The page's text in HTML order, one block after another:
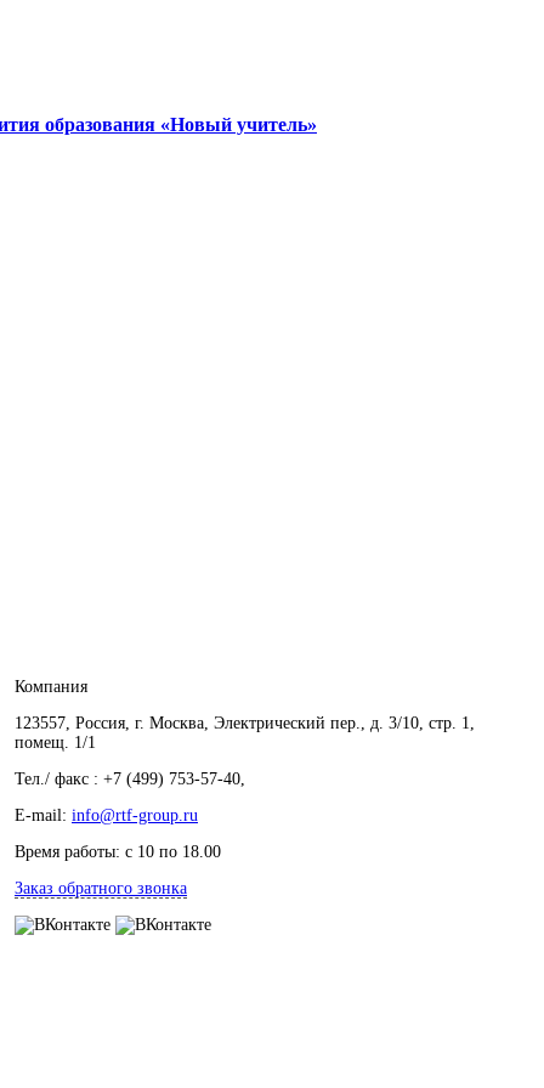
образования «Новый учитель»
Компания
123557, Россия, г. Москва, Электрический пер., д. 3/10, стр. 1,
помещ. 1/1
Тел./ факс : +7 (499) 753-57-40,
E-mail: info@rtf-group.ru
Время работы: с 10 по 18.00
Заказ обратного звонка